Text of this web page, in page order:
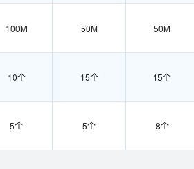
100M 50M 50M
10个 15个 15个
5个 5个 8个